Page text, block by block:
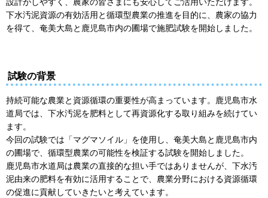
下水汚泥資源の有効活用と循環型農業の推進を目的に、農家の協力
を得て、奄美大島と鹿児島市内の圃場で施肥試験を開始しました。
試験の背景
持続可能な農業と資源循環の重要性が高まっています。鹿児島市水
道局では、下水汚泥を肥料として再資源化する取り組みを続けてい
ます。
今回の試験では「マグマソイル」を使用し、奄美大島と鹿児島市内
の圃場で、循環型農業の可能性を検証する試験を開始しました。
鹿児島市水道局は農業の直接的な担い手ではありませんが、下水汚
泥由来の肥料を有効に活用することで、農業分野における資源循環
の促進に貢献していきたいと考えています。